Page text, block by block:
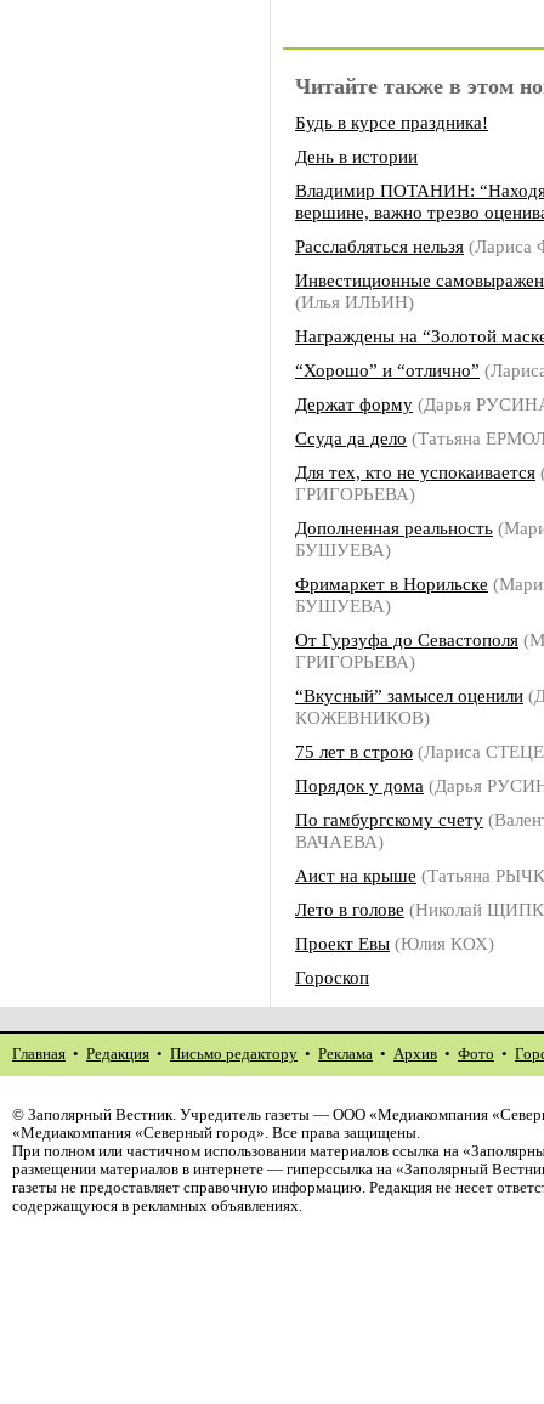
Читайте также в этом
Будь в курсе праздника!
День в истории
Владимир ПОТАНИН:
вершине, важно трезво
Расслабляться нельзя
Инвестиционные
(Илья ИЛЬИН)
Награждены на “Золотой
“Хорошо” и “отлично”
Держат форму (Дарья
Ссуда да дело (Татьяна
Для тех, кто не успокаивается
ГРИГОРЬЕВА)
Дополненная реальность
БУШУЕВА)
Фримаркет в Норильске
БУШУЕВА)
От Гурзуфа до Севастополя
ГРИГОРЬЕВА)
“Вкусный” замысел оценили
КОЖЕВНИКОВ)
75 лет в строю (Лариса
Порядок у дома (Дарья
По гамбургскому счету
ВАЧАЕВА)
Аист на крыше (Татьяна
Лето в голове (Николай
Проект Евы (Юлия КОХ)
Гороскоп
Главная • Редакция • Письмо редактору • Реклама • Архив • Фото •
© Заполярный Вестник. Учредитель газеты — ООО «Медиакомпания
«Медиакомпания «Северный город». Все права защищены.
При полном или частичном использовании материалов ссылка на
размещении материалов в интернете — гиперссылка на «Заполярный
газеты не предоставляет справочную информацию. Редакция не несет
содержащуюся в рекламных объявлениях.